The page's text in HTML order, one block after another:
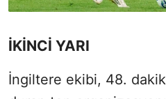
İKİNCİ YARI
İngiltere ekibi, 48.